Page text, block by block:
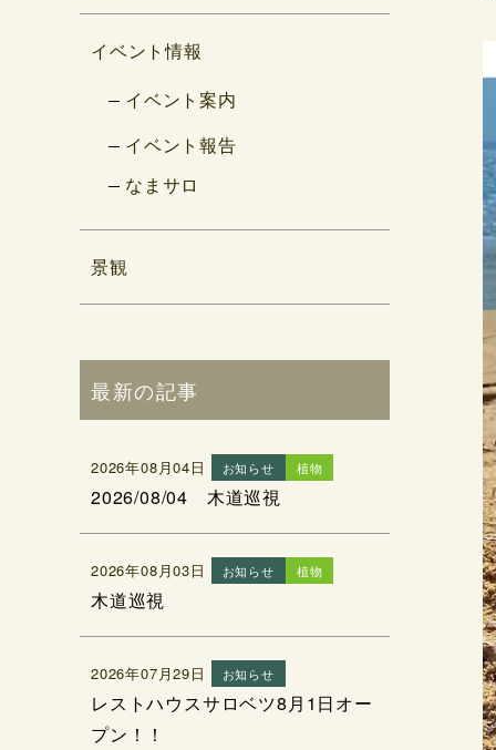
イベント情報
イベント案内
イベント報告
なまサロ
景観
最新の記事
2026年08月04日 お知らせ 植物
2026/08/04 木道巡視
2026年08月03日 お知らせ 植物
木道巡視
2026年07月29日 お知らせ
レストハウスサロベツ8月1日オー
プン！！